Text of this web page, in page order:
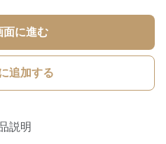
面に進む
追加する
説明